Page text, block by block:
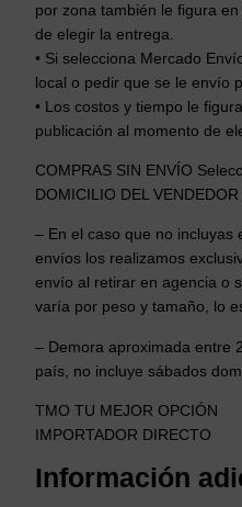
z
a
a
o
l
o
e
s
c
a
i
d
a
por zona también le figura
de elegir la entrega.
• Si selecciona Mercado
local o pedir que se le envío
• Los costos y tiempo le
publicación al momento de
COMPRAS SIN ENVÍO
DOMICILIO DEL VENDEDOR
– En el caso que no incluyas
envíos los realizamos
envío al retirar en agencia o
varía por peso y tamaño, lo
– Demora aproximada entre
país, no incluye sábados
TMO TU MEJOR OPCIÓN
IMPORTADOR DIRECTO
Información